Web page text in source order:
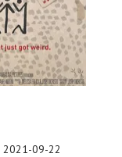
2021-09-22